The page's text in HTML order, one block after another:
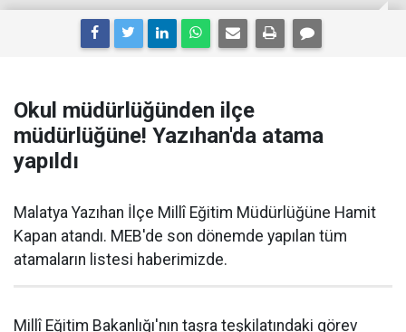
Okul müdürlüğünden ilçe
müdürlüğüne! Yazıhan'da atama
yapıldı
Malatya Yazıhan İlçe Millî Eğitim Müdürlüğüne Hamit
Kapan atandı. MEB'de son dönemde yapılan tüm
atamaların listesi haberimizde.
Millî Eğitim Bakanlığı'nın taşra teşkilatındaki görev